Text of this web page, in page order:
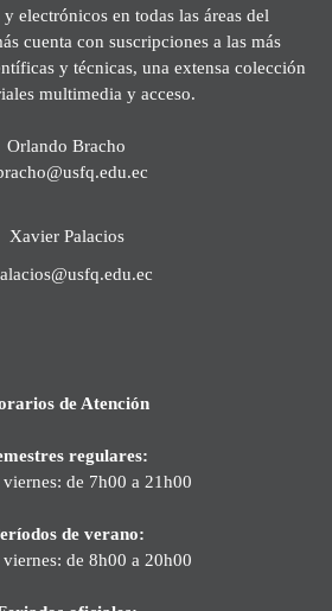
electrónicos en todas las áreas del
cuenta con suscripciones a las más
y técnicas, una extensa colección
multimedia y acceso.
Orlando Bracho
Xavier Palacios
de Atención
regulares:
de 7h00 a 21h00
de verano:
de 8h00 a 20h00